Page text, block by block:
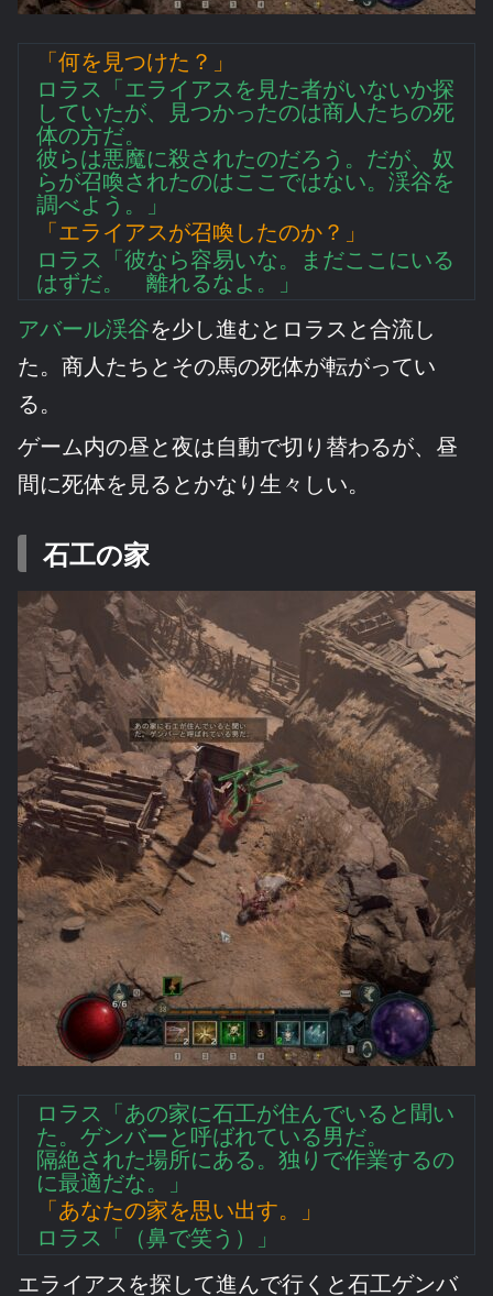
「何を見つけた？」
ロラス「エライアスを見た者がいないか探
していたが、見つかったのは商人たちの死
体の方だ。
彼らは悪魔に殺されたのだろう。だが、奴
らが召喚されたのはここではない。渓谷を
調べよう。」
「エライアスが召喚したのか？」
ロラス「彼なら容易いな。まだここにいる
はずだ。 離れるなよ。」
アバール渓谷を少し進むとロラスと合流し
た。商人たちとその馬の死体が転がってい
る。
ゲーム内の昼と夜は自動で切り替わるが、昼
間に死体を見るとかなり生々しい。
石工の家
ロラス「あの家に石工が住んでいると聞い
た。ゲンバーと呼ばれている男だ。
隔絶された場所にある。独りで作業するの
に最適だな。」
「あなたの家を思い出す。」
ロラス「（鼻で笑う）」
エライアスを探して進んで行くと石工ゲンバ